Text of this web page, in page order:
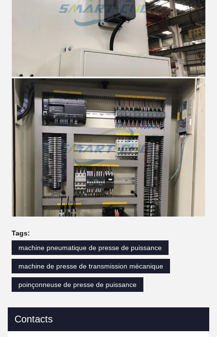
Tags:
machine pneumatique de presse de puissance
machine de presse de transmission mécanique
poinçonneuse de presse de puissance
Contacts